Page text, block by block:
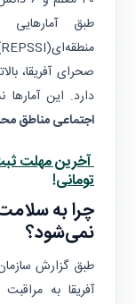
طبق آمارهایی
صحرای آفریقا،
دارد. این
اجتماعی مناطق
تومانی!
چرا به
نمی‌شود؟
آفریقا به